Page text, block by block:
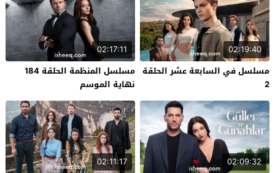
02:19:40
مسلسل في السابعة عشر الحلقة
2
02:17:11
مسلسل المنظمة الحلقة 184
نهاية الموسم
02:09:32
02:11:17